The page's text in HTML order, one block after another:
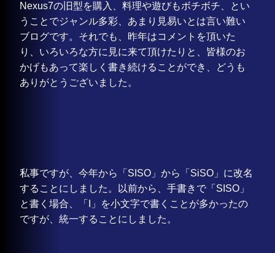
Nexus7の旧型を購入、料理や遊びもボチボチ、とい
うことでジャンル多彩、あまり見易いとは言い難い
ブログです。それでも、昨年はコメントを頂いた
り、いろいろな方に見に来て頂けたりと、皆様のお
かげもあって楽しく書き続けることができ、どうも
ありがとうございました。
私事ですが、今年から「SISO」から「SiSO」に改名
することにしました。以前から、手書きで「SISO」
と書く場合、「I」を小文字で書くことが多かったの
ですが、統一することにしました。